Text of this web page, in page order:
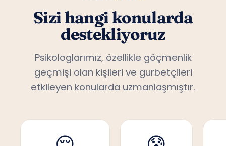
Sizi hangi konularda
destekliyoruz
Psikologlarımız, özellikle göçmenlik
geçmişi olan kişileri ve gurbetçileri
etkileyen konularda uzmanlaşmıştır.